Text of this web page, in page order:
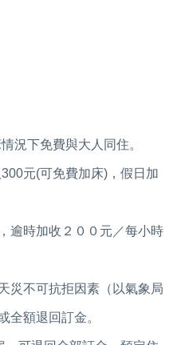
況下免費與大人同住。
元(可免費加床)，假日加
逾時加收２００元／每小時
災不可抗拒因素（以氣象局
全額退回訂金。